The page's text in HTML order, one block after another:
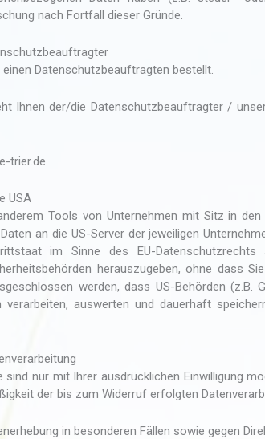
nach Fortfall dieser Gründe.
Datenschutzbeauftragten bestellt.
Ihnen der/die Datenschutzbeauftragter /
trier.de
USA
Tools von Unternehmen mit Sitz in den
an die US-Server der jeweiligen
im Sinne des EU-Datenschutzrechts
herauszugeben, ohne dass
werden, dass US-Behörden (z.B.
verarbeiten, auswerten und dauerhaft
sind nur mit Ihrer ausdrücklichen Einwilligung
der bis zum Widerruf erfolgten
in besonderen Fällen sowie gegen